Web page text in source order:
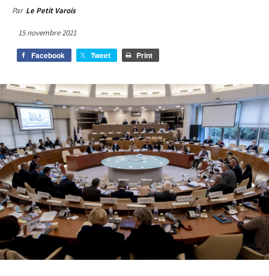
Par Le Petit Varois
15 novembre 2021
Facebook Tweet Print